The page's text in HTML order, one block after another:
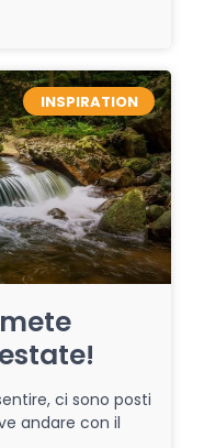
INSPIRATION
ci sono posti
andare con il